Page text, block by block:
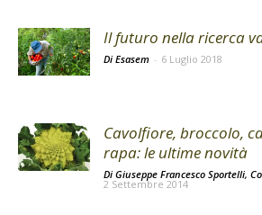
Il futuro nella ricerca
Di Esasem - 6 Luglio 2018
Cavolfiore, broccolo,
rapa: le ultime novità
Di Giuseppe Francesco Sportelli,
2 Settembre 2014